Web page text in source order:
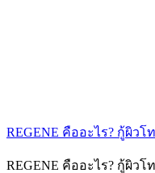
REGENE คืออะไร? กู้ผิว
REGENE คืออะไร? กู้ผิว